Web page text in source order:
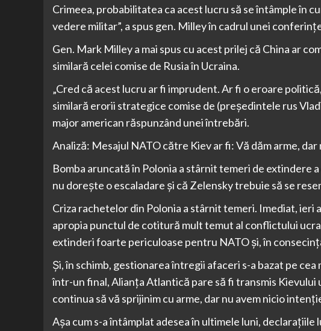
Crimeea, probabilitatea ca acest lucru să se întâmple în
vedere militar”, a spus gen. Milley în cadrul unei
Gen. Mark Milley a mai spus cu acest prilej că China ar
similară celei comise de Rusia în Ucraina.
„Cred că acest lucru ar fi imprudent. Ar fi o eroare
similară erorii strategice comise de (preşedintele rus
major american răspunzând unei întrebări.
Analiză: Mesajul NATO către Kiev ar fi: Vă dăm arme, dar
Bomba aruncată în Polonia a stârnit temeri de extindere
nu dorește o escaladare și că Zelensky trebuie să se
Criza rachetelor din Polonia a stârnit temeri. Imediat, ieri
apropia punctul de cotitură mult temut al conflictului
extinderi foarte periculoase pentru NATO și, în
Și, în schimb, gestionarea întregii afaceri s-a bazat pe
într-un final, Alianța Atlantică pare să fi transmis Kievului
continua să vă sprijinim cu arme, dar nu avem nicio
Așa cum s-a întâmplat adesea în ultimele luni,